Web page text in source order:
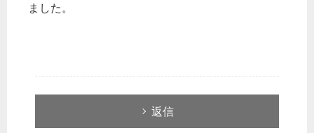
ました。
返信